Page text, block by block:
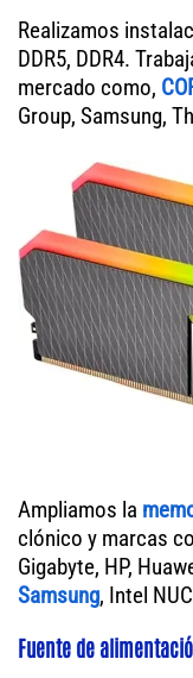
Realizamos
DDR5, DDR4.
mercado como,
Group, Samsung,
Ampliamos la
clónico y marcas
Gigabyte, HP,
Samsung, Intel
Fuente de